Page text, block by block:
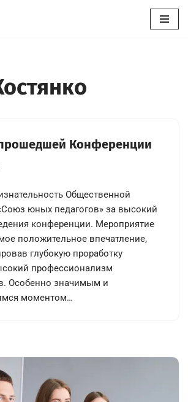
Конференции
Общественной
юных педагогов» за высокий
конференции. Мероприятие
положительное впечатление,
глубокую проработку
профессионализм
Особенно значимым и
моментом…